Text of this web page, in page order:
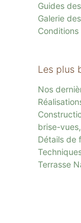
Guides
Galerie
Les plus
Nos
brise-
Détails de
Terrasse